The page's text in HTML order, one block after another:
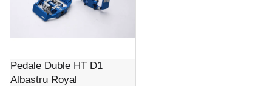
Pedale Duble HT D1
Albastru Royal